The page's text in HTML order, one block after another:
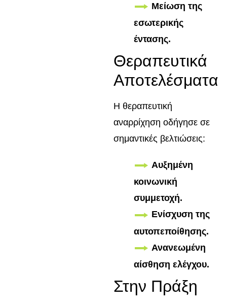
Μείωση της
εσωτερικής
έντασης.
Θεραπευτικά
Αποτελέσματα
Η θεραπευτική
αναρρίχηση οδήγησε σε
σημαντικές βελτιώσεις:
Αυξημένη
κοινωνική
συμμετοχή.
Ενίσχυση της
αυτοπεποίθησης.
Ανανεωμένη
αίσθηση ελέγχου.
Στην Πράξη